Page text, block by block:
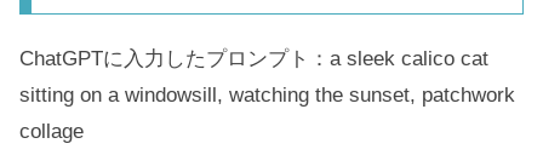
ChatGPTに入力したプロンプト：a sleek calico cat
sitting on a windowsill, watching the sunset, patchwork
collage